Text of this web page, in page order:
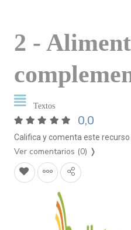
2 -
Textos
0,0
Califica y comenta este
Ver comentarios (0) ❭